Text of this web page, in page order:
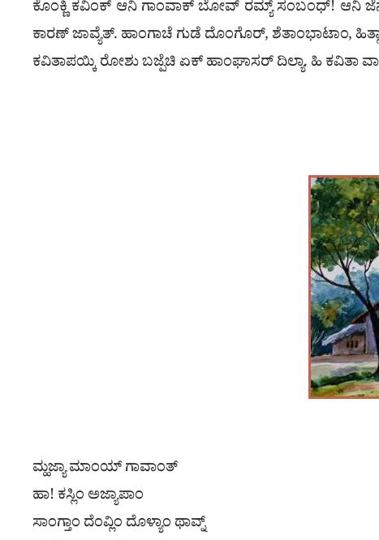
ಕೊಂಕ್ಣಿ ಕವಿಂಕ್ ಆನಿ ಗಾಂವಾಕ್ ಬೋವ್ ರಮ್ಯ್ ಸಂಬಂಧ್! ಆನಿ ಜೆನ್ನಾ
ಕಾರಣ್ ಜಾವ್ಯೆತ್. ಹಾಂಗಾಚೆ ಗುಡೆ ದೊಂಗೊರ್, ಶೆತಾಂಭಾಟಾಂ,
ಕವಿತಾಪಯ್ಕಿ ರೋಶು ಬಜ್ಪೆಚಿ ಏಕ್ ಹಾಂಘಾಸರ್ ದಿಲ್ಯಾ. ಹಿ ಕವಿತಾ
ಮ್ಹಜ್ಯಾ ಮಾಂಯ್ ಗಾವಾಂತ್
ಹಾ! ಕಸ್ಲಿಂ ಅಜ್ಯಾಪಾಂ
ಸಾಂಗ್ತಾಂ ದೆಂವ್ಲಿಂ ದೊಳ್ಯಾಂ ಥಾವ್ನ್